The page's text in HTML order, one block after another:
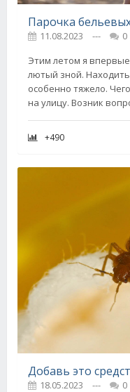
11.08.2023 ---
0
Этим летом я
лютый зной.
особенно тяжело.
на улицу. Возник
+490
18.05.2023 ---
0